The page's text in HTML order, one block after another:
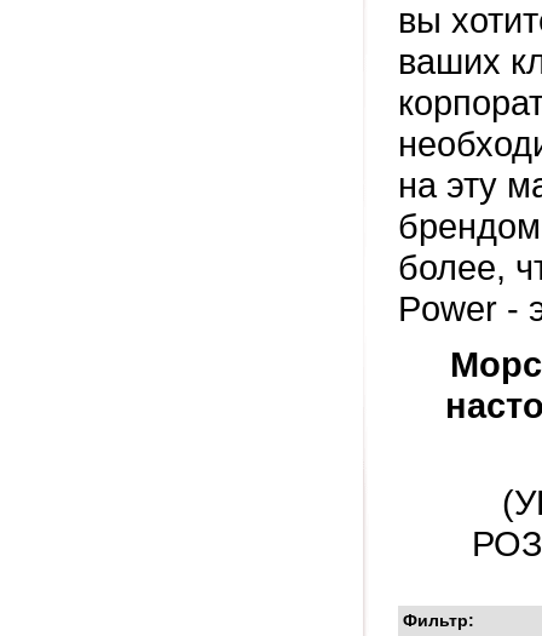
вы
ваших
на эту
более,
Power -
Фильтр: